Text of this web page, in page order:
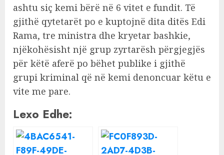
ashtu siç kemi bërë në 6 vitet e fundit. Të
gjithë qytetarët po e kuptojnë dita ditës Edi
Rama, tre ministra dhe kryetar bashkie,
njëkohësisht një grup zyrtarësh përgjegjës
për këtë aferë po bëhet publike i gjithë
grupi kriminal që në kemi denoncuar këtu e
vite me pare.
Lexo Edhe: